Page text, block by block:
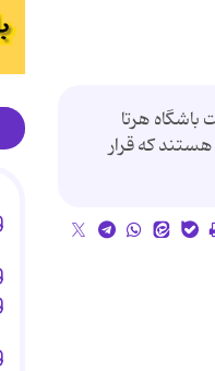
هرتا
هستند كه قرار